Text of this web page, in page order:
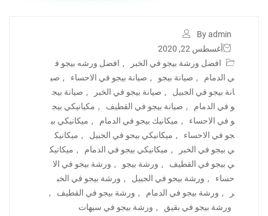
By admin
أغسطس 22, 2020
افضل ورشة بيجو في الخبر
, افضل ورشه بيجو ف
ي الدمام
, صيانة بيجو , صيانة بيجو في الاحساء , صي
انة بيجو في الجبيل
, صيانة بيجو في الخبر , صيانة بيج
و في الدمام
, صيانة بيجو في القطيف , مكيانيكي بيج
و في الاحساء
, ميكانيك بيجو في الدمام , ميكانيكي بي
جو في الاحساء
, ميكانيكي بيجو في الجبيل , ميكانيك
ي بيجو في الخبر
, ميكانيكي بيجو في الدمام , ميكانيك
ي بيجو في القطيف
, ورشة بيجو , ورشة بيجو في الا
حساء
, ورشة بيجو في الجبيل , ورشة بيجو في الخب
ر
, ورشة بيجو في الدمام , ورشة بيجو في القطيف
,
ورشة بيجو في بقيق
, ورشة بيجو في سيهات